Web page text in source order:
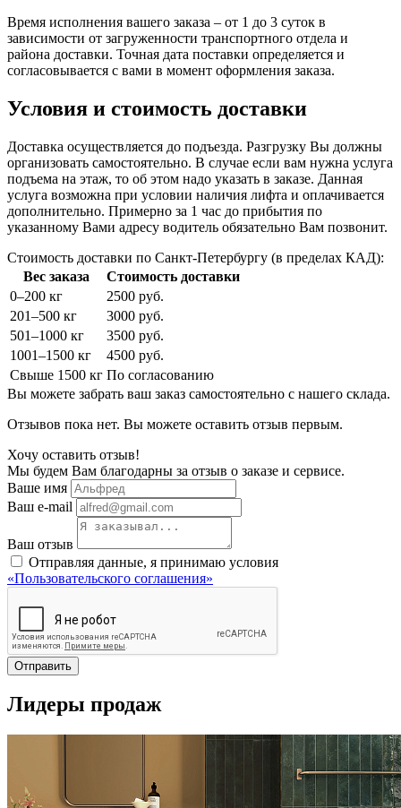
Время исполнения вашего заказа – от 1 до 3 суток в
зависимости от загруженности транспортного отдела и
района доставки. Точная дата поставки определяется и
согласовывается с вами в момент оформления заказа.
Условия и стоимость доставки
Доставка осуществляется до подъезда. Разгрузку Вы должны
организовать самостоятельно. В случае если вам нужна услуга
подъема на этаж, то об этом надо указать в заказе. Данная
услуга возможна при условии наличия лифта и оплачивается
дополнительно. Примерно за 1 час до прибытия по
указанному Вами адресу водитель обязательно Вам позвонит.
Стоимость доставки по Санкт-Петербургу (в пределах КАД):
Вес заказа
Стоимость доставки
0–200 кг
2500 руб.
201–500 кг
3000 руб.
501–1000 кг
3500 руб.
1001–1500 кг
4500 руб.
Свыше 1500 кг По согласованию
Вы можете забрать ваш заказ самостоятельно с нашего склада.
Отзывов пока нет. Вы можете оставить отзыв первым.
Хочу оставить отзыв!
Мы будем Вам благодарны за отзыв о заказе и сервисе.
Ваше имя
Ваш e-mail
Ваш отзыв
Отправляя данные, я принимаю условия
«Пользовательского соглашения»
Отправить
Лидеры продаж